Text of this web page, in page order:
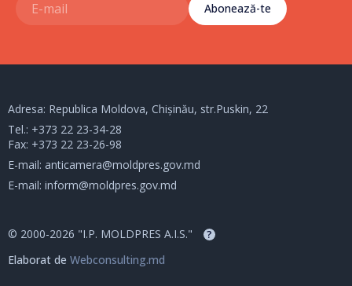
Abonează-te
Adresa: Republica Moldova, Chișinău, str.Puskin, 22
Tel.: +373 22 23-34-28
Fax: +373 22 23-26-98
E-mail: anticamera@moldpres.gov.md
E-mail: inform@moldpres.gov.md
© 2000-2026 "I.P. MOLDPRES A.I.S." ?
Elaborat de Webconsulting.md